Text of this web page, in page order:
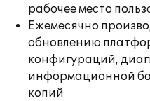
рабочее место
Ежемесячно
обновлению
конфигураций,
информационной
копий